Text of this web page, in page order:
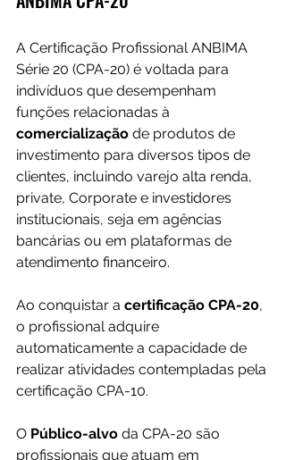
A Certificação Profissional ANBIMA
Série 20 (CPA-20) é voltada para
indivíduos que desempenham
funções relacionadas à
comercialização de produtos de
investimento para diversos tipos de
clientes, incluindo varejo alta renda,
private, Corporate e investidores
institucionais, seja em agências
bancárias ou em plataformas de
atendimento financeiro.
Ao conquistar a certificação CPA-20,
o profissional adquire
automaticamente a capacidade de
realizar atividades contempladas pela
certificação CPA-10.
O Público-alvo da CPA-20 são
profissionais que atuam em